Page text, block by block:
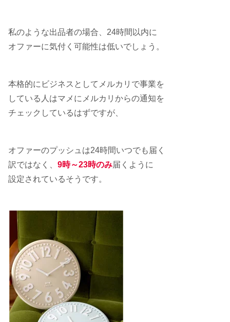
私のような出品者の場合、24時間以内に
オファーに気付く可能性は低いでしょう。
本格的にビジネスとしてメルカリで事業を
している人はマメにメルカリからの通知を
チェックしているはずですが、
オファーのプッシュは24時間いつでも届く
訳ではなく、 9時～23時のみ届くように
設定されているそうです。